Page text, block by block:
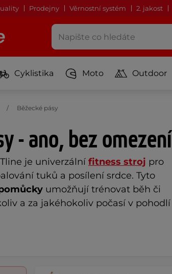
Prodejny Věrnostní systém 2. jakost
Cyklistika Moto Outdoor
- ano, bez omezení
je univerzální fitness stroj pro
tuků a posílení srdce. Tyto
umožňují trénovat běh či
a za jakéhokoliv počasí v pohodlí
Běžecké pásy